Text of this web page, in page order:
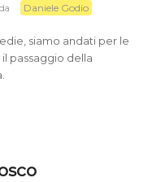
da Daniele Godio
siamo andati per le
passaggio della